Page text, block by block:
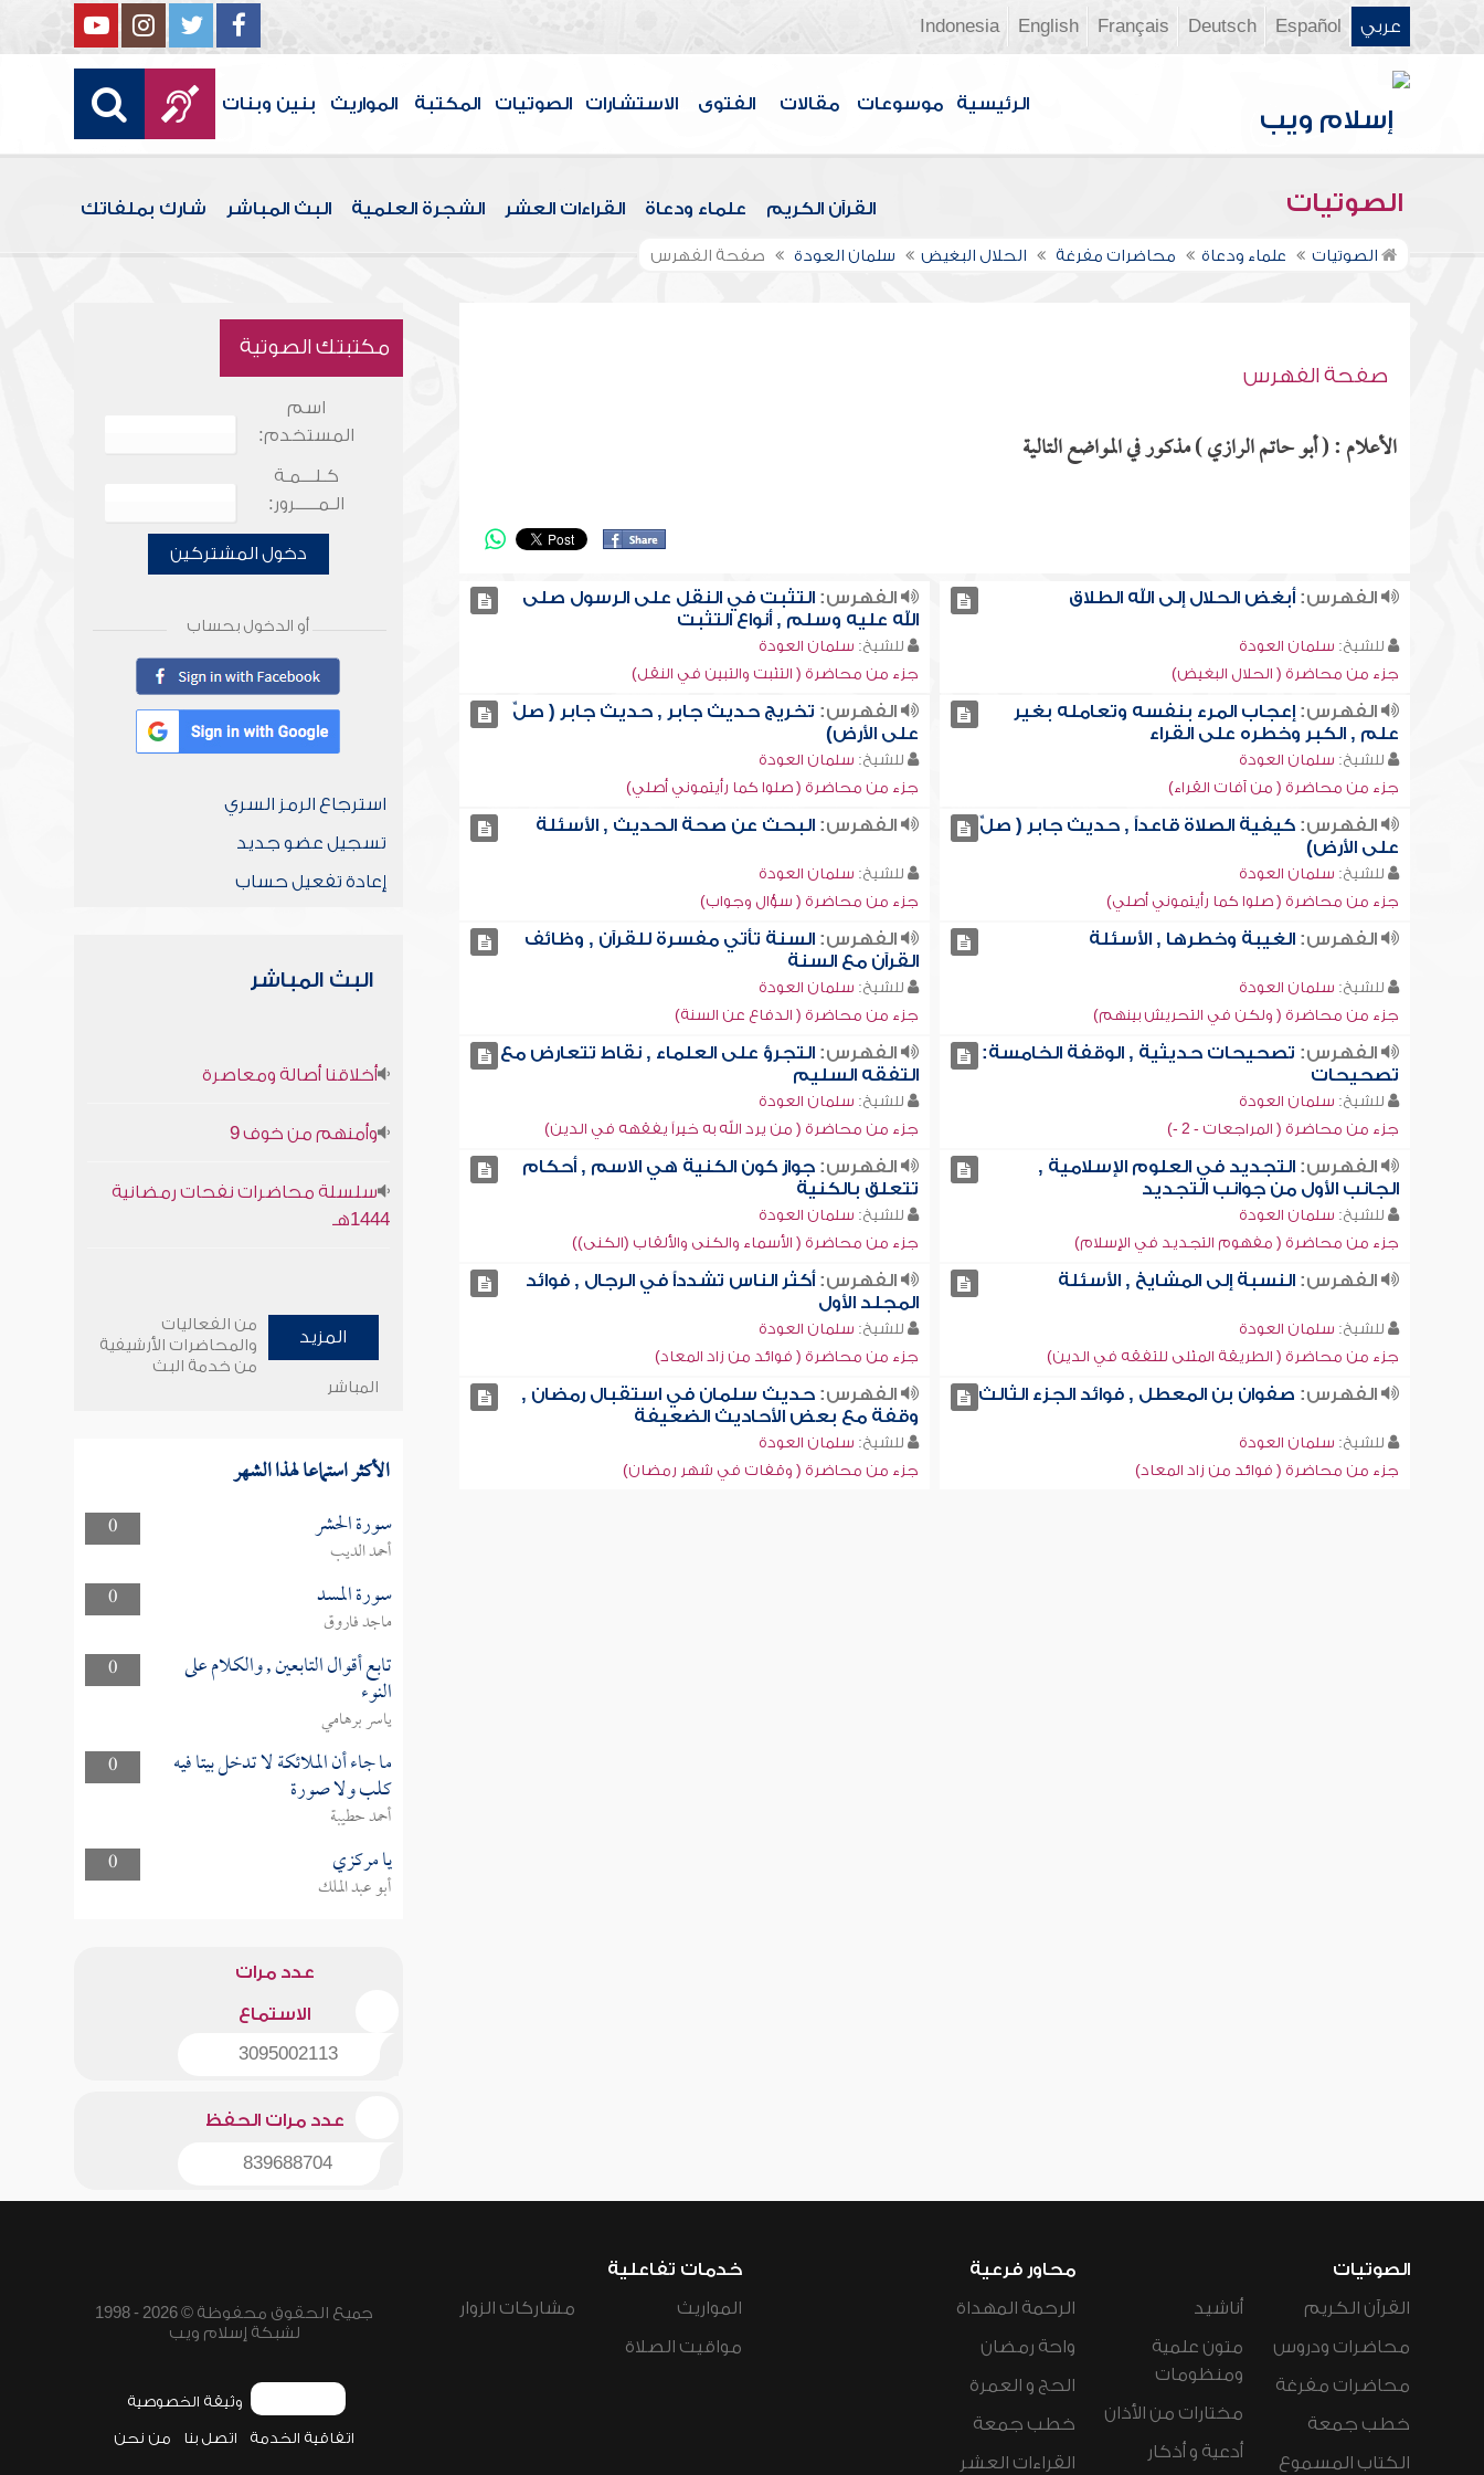
عربي Español
Deutsch
Français
English
Indonesia
الرئيسية موسوعات مقالات الفتوى الاستشارات الصوتيات المكتبة المواريث بنين وبنات
الصوتيات القرآن الكريم علماء ودعاة القراءات العشر الشجرة العلمية البث المباشر شارك بملفاتك
الصوتيات علماء ودعاة محاضرات مفرغة الحلال البغيض سلمان العودة صفحة الفهرس
صفحة الفهرس
الأعلام : ( أبو حاتم الرازي ) مذكور في المواضع التالية
الفهرس:أبغض الحلال إلى الله الطلاق
للشيخ: سلمان العودة
جزء من محاضرة ( الحلال البغيض)
الفهرس: التثبت في النقل على الرسول صلى
الله عليه وسلم , أنواع التثبت
للشيخ: سلمان العودة
جزء من محاضرة ( التثبت والتبين في النقل)
الفهرس:إعجاب المرء بنفسه وتعامله بغير
علم , الكبر وخطره على القراء
للشيخ: سلمان العودة
جزء من محاضرة ( من آفات القراء)
الفهرس: تخريج حديث جابر , حديث جابر ( صلِّ
على الأرض)
للشيخ: سلمان العودة
جزء من محاضرة ( صلوا كما رأيتموني أصلي)
الفهرس:كيفية الصلاة قاعداً , حديث جابر ( صلِّ
على الأرض)
للشيخ: سلمان العودة
جزء من محاضرة ( صلوا كما رأيتموني أصلي)
الفهرس: البحث عن صحة الحديث , الأسئلة
للشيخ: سلمان العودة
جزء من محاضرة ( سؤال وجواب)
الفهرس:الغيبة وخطرها , الأسئلة
للشيخ: سلمان العودة
جزء من محاضرة ( ولكن في التحريش بينهم)
الفهرس: السنة تأتي مفسرة للقرآن , وظائف
القرآن مع السنة
للشيخ: سلمان العودة
جزء من محاضرة ( الدفاع عن السنة)
الفهرس: تصحيحات حديثية , الوقفة الخامسة:
تصحيحات
للشيخ: سلمان العودة
جزء من محاضرة ( المراجعات - 2 -)
الفهرس: التجرؤ على العلماء , نقاط تتعارض مع
التفقه السليم
للشيخ: سلمان العودة
جزء من محاضرة ( من يرد الله به خيراً يفقهه في الدين)
الفهرس:التجديد في العلوم الإسلامية ,
الجانب الأول من جوانب التجديد
للشيخ: سلمان العودة
جزء من محاضرة ( مفهوم التجديد في الإسلام)
الفهرس: جواز كون الكنية هي الاسم , أحكام
تتعلق بالكنية
للشيخ: سلمان العودة
جزء من محاضرة ( الأسماء والكنى والألقاب (الكنى))
الفهرس:النسبة إلى المشايخ , الأسئلة
للشيخ: سلمان العودة
جزء من محاضرة ( الطريقة المثلى للتفقه في الدين)
الفهرس: أكثر الناس تشدداً في الرجال , فوائد
المجلد الأول
للشيخ: سلمان العودة
جزء من محاضرة ( فوائد من زاد المعاد)
الفهرس: صفوان بن المعطل , فوائد الجزء الثالث
للشيخ: سلمان العودة
جزء من محاضرة ( فوائد من زاد المعاد)
الفهرس: حديث سلمان في استقبال رمضان ,
وقفة مع بعض الأحاديث الضعيفة
للشيخ: سلمان العودة
جزء من محاضرة ( وقفات في شهر رمضان)
مكتبتك الصوتية
اسم
المستخدم:
كـلـــمـة
الـمـــــرور:
دخول المشتركين
أو الدخول بحساب
استرجاع الرمز السري
تسجيل عضو جديد
إعادة تفعيل حساب
البث المباشر
أخلاقنا أصالة ومعاصرة
وأمنهم من خوف 9
سلسلة محاضرات نفحات رمضانية
1444هـ
المزيد
من الفعاليات
والمحاضرات الأرشيفية
من خدمة البث
المباشر
الأكثر استماعا لهذا الشهر
0 سورة الحشر
أحمد الديب
0
سورة المسد
ماجد فاروق
0
تابع أقوال التابعين , والكلام على
النوء
ياسر برهامي
0
ما جاء أن الملائكة لا تدخل بيتا فيه
كلب ولا صورة
أحمد حطيبة
0
يا مركزي
أبو عبد الملك
عدد مرات
الاستماع
3095002113
عدد مرات الحفظ
839688704
الصوتيات
القرآن الكريم
محاضرات ودروس
محاضرات مفرغة
خطب جمعة
الكتاب المسموع
أناشيد
متون علمية
ومنظومات
مختارات من الأذان
أدعية و أذكار
محاور فرعية
الرحمة المهداة
واحة رمضان
الحج و العمرة
خطب جمعة
القراءات العشر
خدمات تفاعلية
المواريث
مواقيت الصلاة
مشاركات الزوار
جميع الحقوق محفوظة © 2026 - 1998
لشبكة إسلام ويب
وثيقة الخصوصية
اتفاقية الخدمة اتصل بنا من نحن